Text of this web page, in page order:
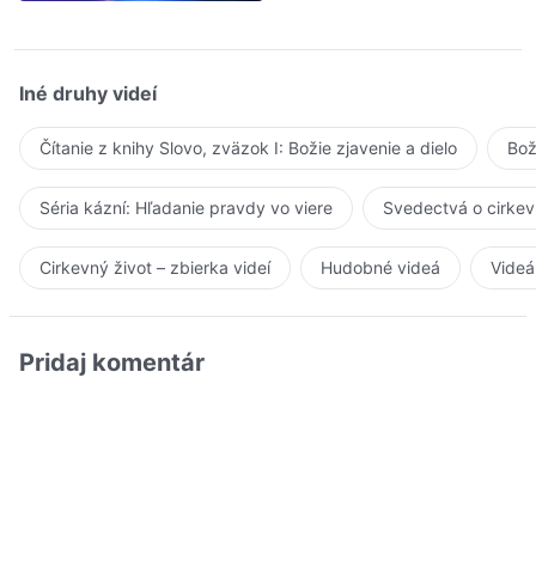
Iné druhy videí
Čítanie z knihy Slovo, zväzok I: Božie zjavenie a dielo
Séria kázní: Hľadanie pravdy vo viere Svedectvá o
Cirkevný život – zbierka videí Hudobné videá
Pridaj komentár